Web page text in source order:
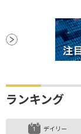
ランキング
デイリー